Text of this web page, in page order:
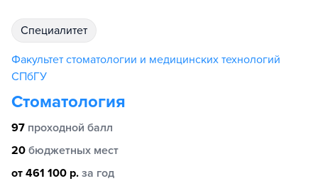
специалитет
Факультет стоматологии и медицинских технологий
СПбГУ
Стоматология
97 проходной балл
20 бюджетных мест
от 461 100 р. за год